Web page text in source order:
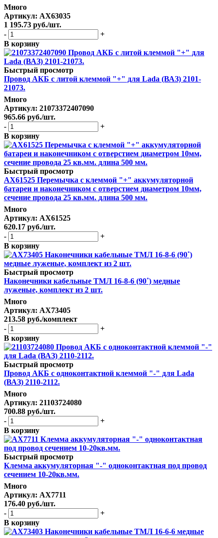
Много
Артикул: AX63035
1 195.73 руб./шт.
-
+
В корзину
Быстрый просмотр
Провод АКБ с литой клеммой "+" для Lada (ВАЗ) 2101-
21073.
Много
Артикул: 21073372407090
965.66 руб./шт.
-
+
В корзину
Быстрый просмотр
AX61525 Перемычка с клеммой "+" аккумуляторной
батареи и наконечником с отверстием диаметром 10мм,
сечение провода 25 кв.мм. длина 500 мм.
Много
Артикул: AX61525
620.17 руб./шт.
-
+
В корзину
Быстрый просмотр
Наконечники кабельные ТМЛ 16-8-6 (90˚) медные
луженые, комплект из 2 шт.
Много
Артикул: AX73405
213.58 руб./комплект
-
+
В корзину
Быстрый просмотр
Провод АКБ с одноконтактной клеммой "-" для Lada
(ВАЗ) 2110-2112.
Много
Артикул: 21103724080
700.88 руб./шт.
-
+
В корзину
Быстрый просмотр
Клемма аккумуляторная "-" одноконтактная под провод
сечением 10-20кв.мм.
Много
Артикул: AX7711
176.40 руб./шт.
-
+
В корзину